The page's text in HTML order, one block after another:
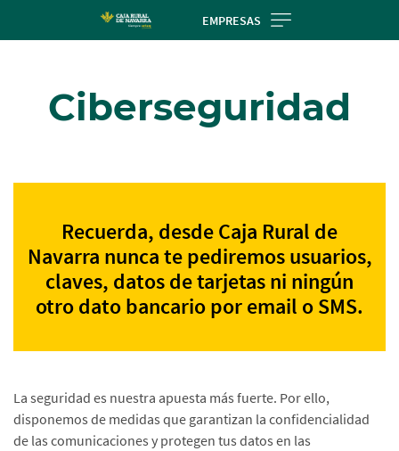
EMPRESAS
Ciberseguridad
Recuerda, desde Caja Rural de
Navarra nunca te pediremos usuarios,
claves, datos de tarjetas ni ningún
otro dato bancario por email o SMS.
La seguridad es nuestra apuesta más fuerte. Por ello,
disponemos de medidas que garantizan la confidencialidad
de las comunicaciones y protegen tus datos en las